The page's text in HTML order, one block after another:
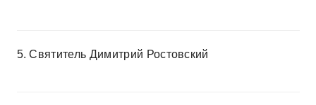
5. Святитель Димитрий Ростовский